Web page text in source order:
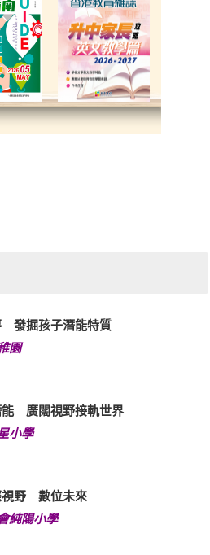
發掘孩子潛能特質
園
能 廣闊視野接軌世界
小學
野 數位未來
純陽小學